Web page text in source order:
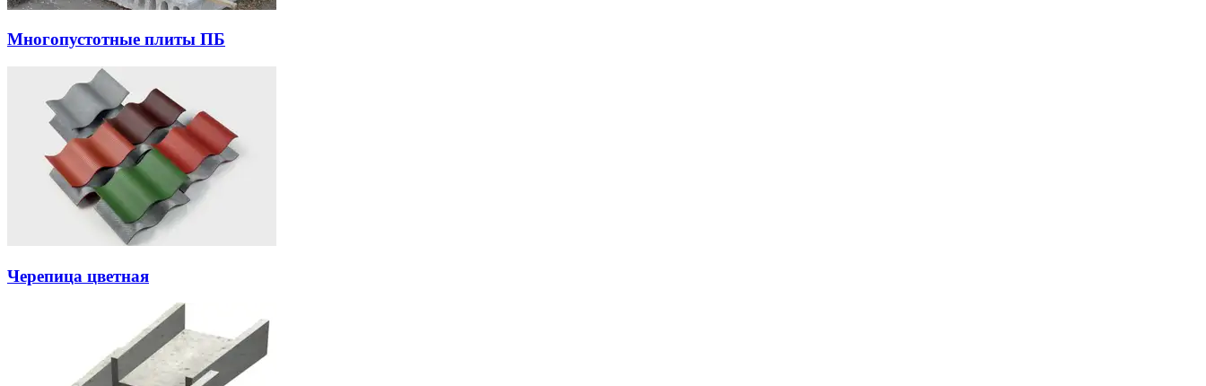
Многопустотные плиты ПБ
Черепица цветная